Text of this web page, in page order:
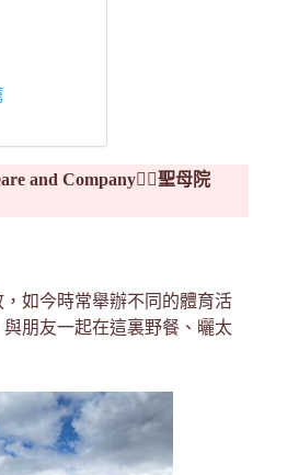
and Company👉🏻聖母院
如今時常舉辦不同的體育活
朋友一起在這裏野餐、曬太